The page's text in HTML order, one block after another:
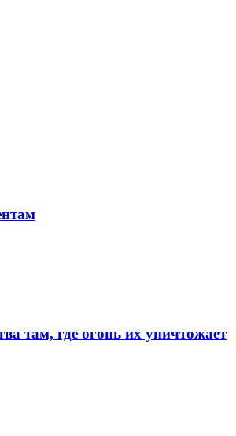
там, где огонь их уничтожает